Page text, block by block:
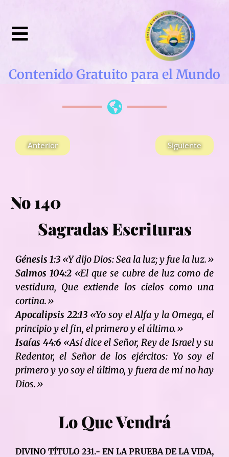
Contenido Gratuito para el Mundo
Anterior Siguiente
No 140
Sagradas Escrituras
Génesis 1:3 «Y dijo Dios: Sea la luz; y fue la luz.»
Salmos 104:2 «El que se cubre de luz como de
vestidura, Que extiende los cielos como una
cortina.»
Apocalipsis 22:13«Yo soy el Alfa y la Omega, el
principio y el fin, el primero y el último.»
Isaías 44:6 «Así dice el Señor, Rey de Israel y su
Redentor, el Señor de los ejércitos: Yo soy el
primero y yo soy el último, y fuera de mí no hay
Dios.»
Lo Que Vendrá
DIVINO TÍTULO 231.- EN LA PRUEBA DE LA VIDA,